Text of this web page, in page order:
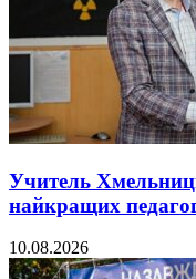
Учитель
найкращих
10.08.2026